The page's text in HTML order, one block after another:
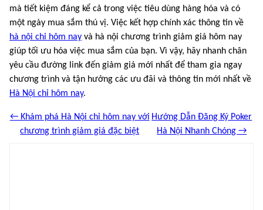
mà tiết kiệm đáng kể cả trong việc tiêu dùng hàng hóa và có
một ngày mua sắm thú vị. Việc kết hợp chính xác thông tin về
hà nội chỉ hôm nay và hà nội chương trình giảm giá hôm nay
giúp tối ưu hóa việc mua sắm của bạn. Vì vậy, hãy nhanh chân
yêu cầu đường link đến giảm giá mới nhất để tham gia ngay
chương trình và tận hưởng các ưu đãi và thông tin mới nhất về
Hà Nội chỉ hôm nay.
← Khám phá Hà Nội chỉ hôm nay với
chương trình giảm giá đặc biệt
Hướng Dẫn Đăng Ký Poker
Hà Nội Nhanh Chóng →